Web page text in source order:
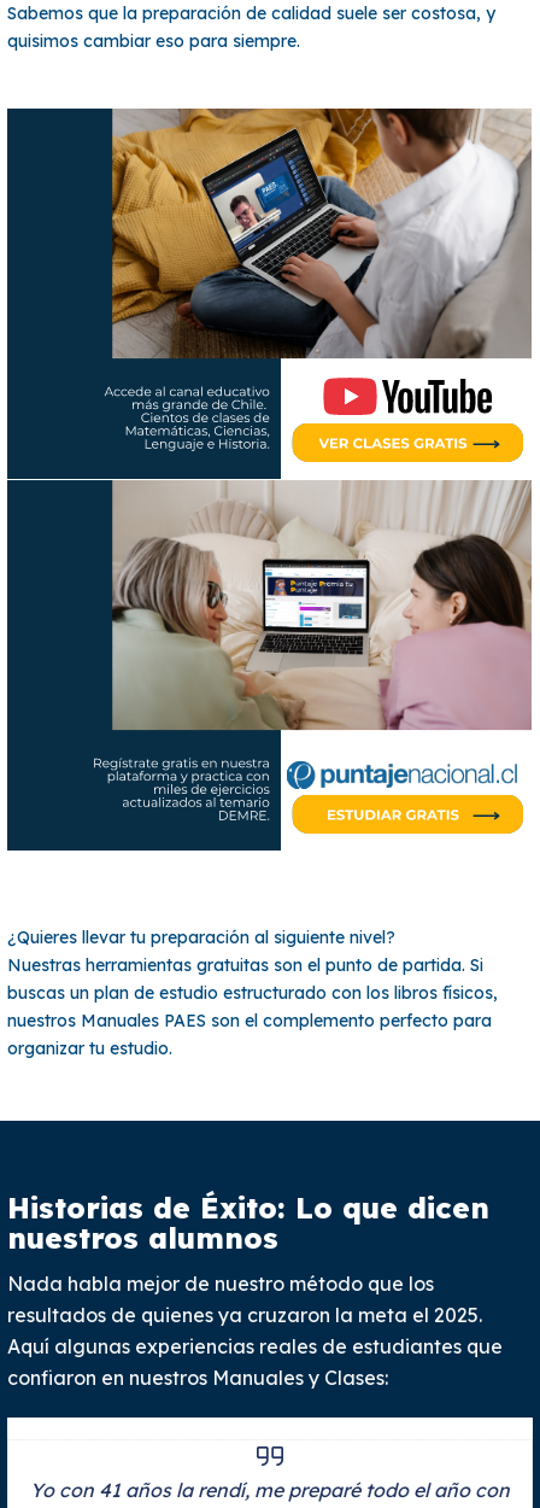
Sabemos que la preparación de calidad suele ser costosa, y
quisimos cambiar eso para siempre.
¿Quieres llevar tu preparación al siguiente nivel?
Nuestras herramientas gratuitas son el punto de partida. Si
buscas un plan de estudio estructurado con los libros físicos,
nuestros Manuales PAES son el complemento perfecto para
organizar tu estudio.
Historias de Éxito: Lo que dicen
nuestros alumnos
Nada habla mejor de nuestro método que los
resultados de quienes ya cruzaron la meta el 2025.
Aquí algunas experiencias reales de estudiantes que
confiaron en nuestros Manuales y Clases:
Yo con 41 años la rendí, me preparé todo el año con